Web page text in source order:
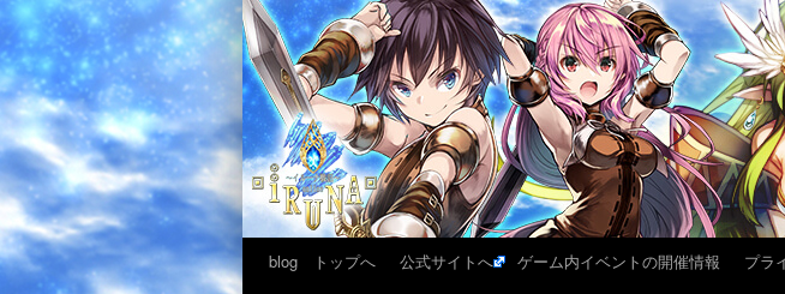
blog トップへ 公式サイトへ ゲーム内イベントの開催情報 プラ